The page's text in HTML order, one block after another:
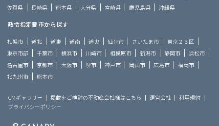
佐賀県
長崎県 熊本県 大分県 宮崎県 鹿児島県 沖縄県
政令指定都市から探す
札幌市 道北 道東 道南 道央 仙台市 さいたま市
東京２３区
東京市部
千葉市 横浜市 川崎市 相模原市 新潟市 静岡市
浜松市
名古屋市
京都市 大阪市 堺市 神戸市 岡山市 広島市
福岡市
北九州市
熊本市
CMギャラリー 掲載をご検討の不動産会社様はこちら 運営会社
利用規約
プライバシーポリシー